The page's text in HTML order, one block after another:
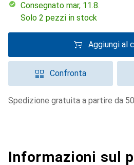
Consegnato mar, 11.8.
Solo 2 pezzi in stock
Aggiungi al
Confronta
Spedizione gratuita a partire da
Informazioni sul